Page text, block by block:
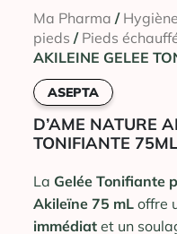
Ma Pharma /
pieds / Pieds
AKILEINE GELEE
ASEPTA
D’AME NATURE
TONIFIANTE 75ML
La Gelée Tonifiante
Akileïne 75 mL offre
immédiat et un